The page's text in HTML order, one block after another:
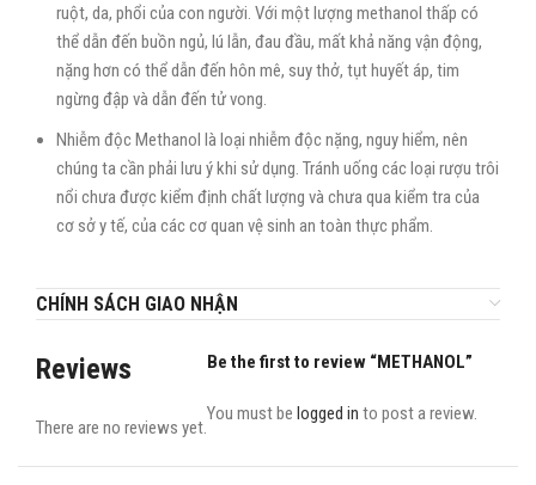
ruột, da, phổi của con người. Với một lượng methanol thấp có
thể dẫn đến buồn ngủ, lú lẫn, đau đầu, mất khả năng vận động,
nặng hơn có thể dẫn đến hôn mê, suy thở, tụt huyết áp, tim
ngừng đập và dẫn đến tử vong.
Nhiễm độc Methanol là loại nhiễm độc nặng, nguy hiểm, nên
chúng ta cần phải lưu ý khi sử dụng. Tránh uống các loại rượu trôi
nổi chưa được kiểm định chất lượng và chưa qua kiểm tra của
cơ sở y tế, của các cơ quan vệ sinh an toàn thực phẩm.
CHÍNH SÁCH GIAO NHẬN
Reviews
There are no reviews yet.
Be the first to review “METHANOL”
You must be logged in to post a review.